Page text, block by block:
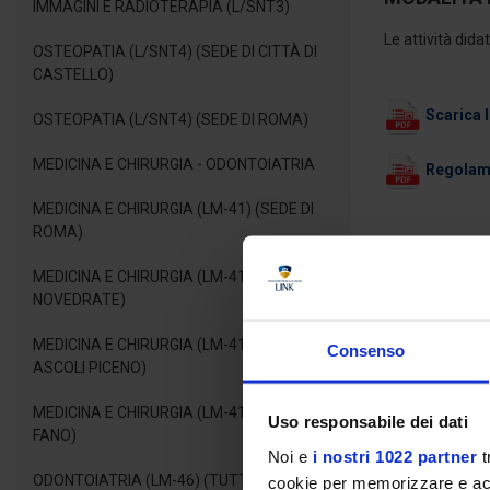
Consenso
Uso responsabile dei dati
Noi e i nostri 1022 partner
cookie per memorizzare e
IMMAGINI E RADIOTERAPIA (L/SNT3)
OSTEOPATIA (L/SNT4) (SEDE DI CITTÀ DI
CASTELLO)
OSTEOPATIA (L/SNT4) (SEDE DI ROMA)
MEDICINA E CHIRURGIA - ODONTOIATRIA
MEDICINA E CHIRURGIA (LM-41) (SEDE DI
ROMA)
MEDICINA E CHIRURGIA (LM-41) (SEDE DI
NOVEDRATE)
MEDICINA E CHIRURGIA (LM-41) (SEDE DI
ASCOLI PICENO)
MEDICINA E CHIRURGIA (LM-41) (SEDE DI
FANO)
ODONTOIATRIA (LM-46) (TUTTE LE SEDI)
Le attività
Scarica